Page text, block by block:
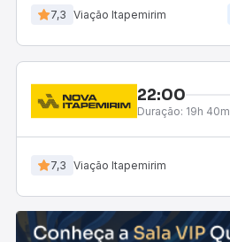
7,3 Viação Itapemirim
22:00
Duração: 19h 40m
7,3 Viação Itapemirim